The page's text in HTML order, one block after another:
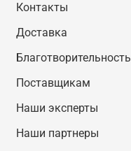
Контакты
Доставка
Благотворительность
Поставщикам
Наши эксперты
Наши партнеры